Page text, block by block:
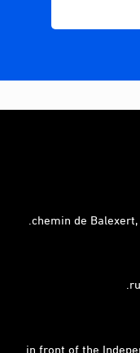
in front of the